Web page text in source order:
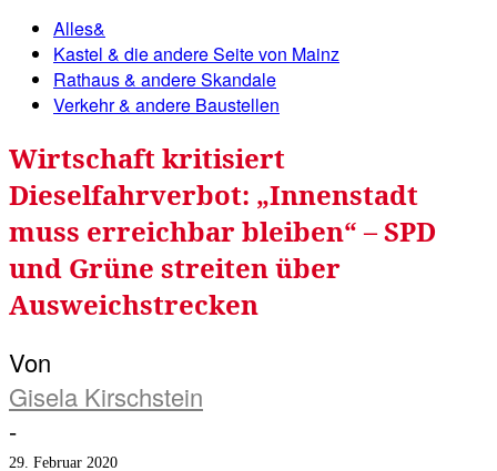
Alles&
Kastel & die andere Seite von Mainz
Rathaus & andere Skandale
Verkehr & andere Baustellen
Wirtschaft kritisiert
Dieselfahrverbot: „Innenstadt
muss erreichbar bleiben“ – SPD
und Grüne streiten über
Ausweichstrecken
Von
Gisela Kirschstein
-
29. Februar 2020